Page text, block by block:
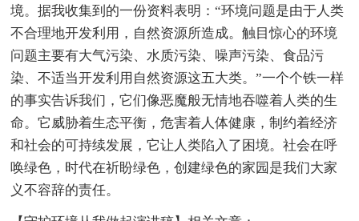
境。据我收集到的一份资料表明：“环境问题是由于人类
不合理地开发利用，自然资源所造成。触目惊心的环境
问题主要有大气污染、水质污染、噪声污染、食品污
染、不适当开发利用自然资源这五大类。”一个个铁一样
的事实告诉我们，它们像恶魔般无情地吞噬着人类的生
命。它威胁着生态平衡，危害着人体健康，制约着经济
和社会的可持续发展，它让人类陷入了困境。社会在呼
唤绿色，时代在祈盼绿色，创建绿色的家园是我们大家
义不容辞的责任。